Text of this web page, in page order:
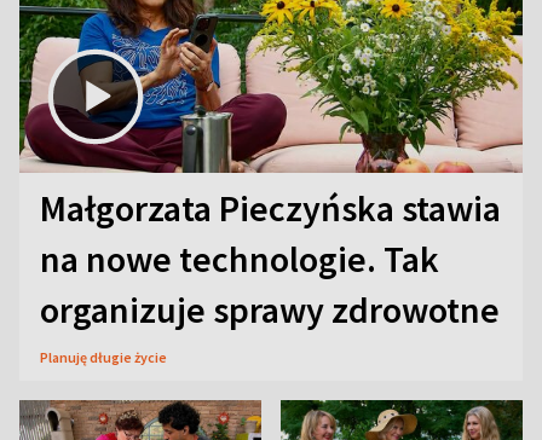
Małgorzata Pieczyńska stawia
na nowe technologie. Tak
organizuje sprawy zdrowotne
Planuję długie życie